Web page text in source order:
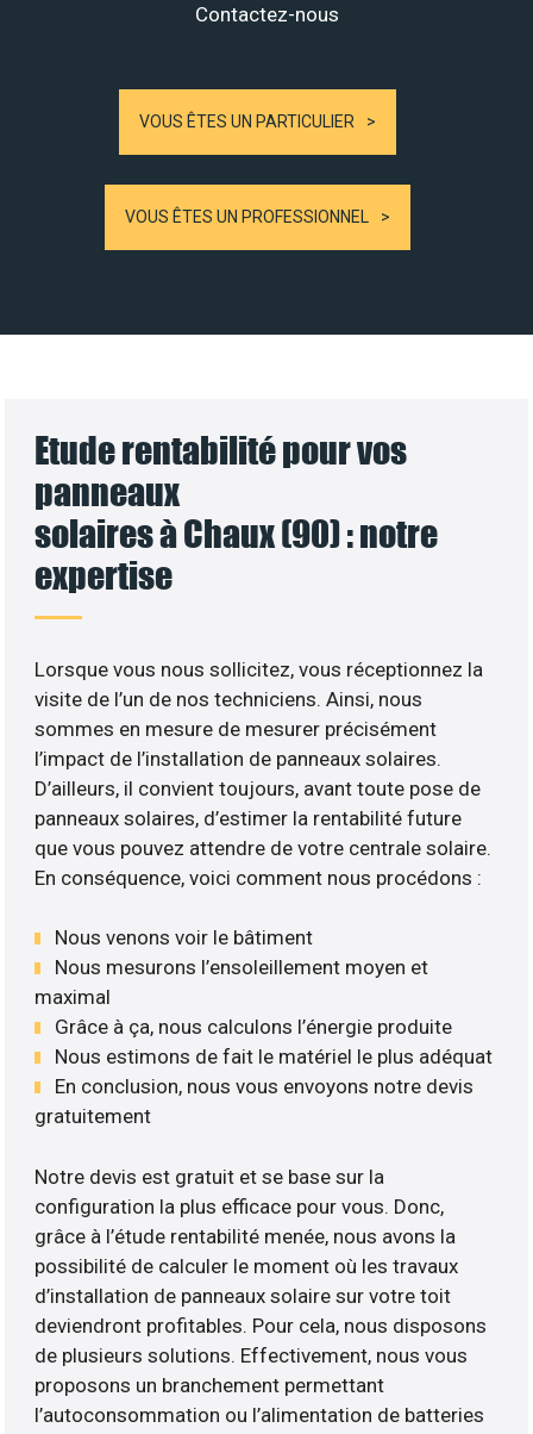
Contactez-nous
VOUS ÊTES UN PARTICULIER
VOUS ÊTES UN PROFESSIONNEL
Etude rentabilité pour vos
panneaux
solaires à Chaux (90) : notre
expertise
Lorsque vous nous sollicitez, vous réceptionnez la
visite de l’un de nos techniciens. Ainsi, nous
sommes en mesure de mesurer précisément
l’impact de l’installation de panneaux solaires.
D’ailleurs, il convient toujours, avant toute pose de
panneaux solaires, d’estimer la rentabilité future
que vous pouvez attendre de votre centrale solaire.
En conséquence, voici comment nous procédons :
Nous venons voir le bâtiment
Nous mesurons l’ensoleillement moyen et
maximal
Grâce à ça, nous calculons l’énergie produite
Nous estimons de fait le matériel le plus adéquat
En conclusion, nous vous envoyons notre devis
gratuitement
Notre devis est gratuit et se base sur la
configuration la plus efficace pour vous. Donc,
grâce à l’étude rentabilité menée, nous avons la
possibilité de calculer le moment où les travaux
d’installation de panneaux solaire sur votre toit
deviendront profitables. Pour cela, nous disposons
de plusieurs solutions. Effectivement, nous vous
proposons un branchement permettant
l’autoconsommation ou l’alimentation de batteries